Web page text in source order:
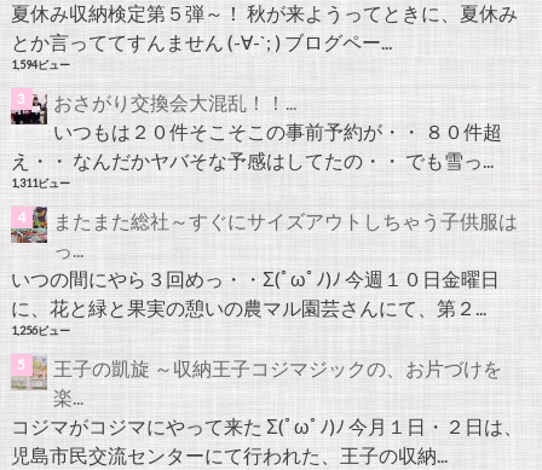
夏休み収納検定第５弾～！ 秋が来ようってときに、夏休み
とか言っててすんません (-∀-`; ) ブログペー...
1,594ビュー
おさがり交換会大混乱！！...
いつもは２０件そこそこの事前予約が・・ ８０件超
え・・ なんだかヤバそな予感はしてたの・・ でも雪っ...
1,311ビュー
またまた総社～すぐにサイズアウトしちゃう子供服は
っ...
いつの間にやら３回めっ・・Σ(ﾟωﾟﾉ)ﾉ 今週１０日金曜日
に、花と緑と果実の憩いの農マル園芸さんにて、第２...
1,256ビュー
王子の凱旋 ～収納王子コジマジックの、お片づけを
楽...
コジマがコジマにやって来た Σ(ﾟωﾟﾉ)ﾉ 今月１日・２日は、
児島市民交流センターにて行われた、王子の収納...